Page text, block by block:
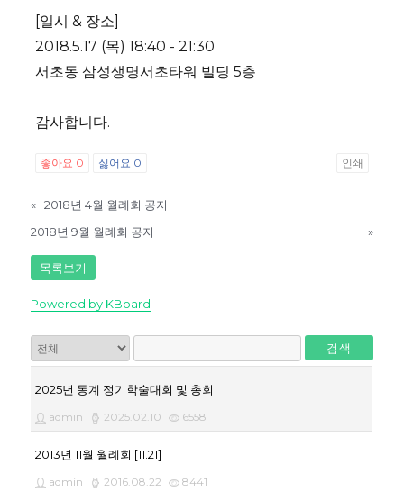
[일시 & 장소]
2018.5.17 (목) 18:40 - 21:30
서초동 삼성생명서초타워 빌딩 5층
감사합니다.
좋아요 0 싫어요 0 인쇄
« 2018년 4월 월례회 공지
2018년 9월 월례회 공지
»
목록보기
Powered by KBoard
검색
2025년 동계 정기학술대회 및 총회
admin 2025.02.10 6558
2013년 11월 월례회 [11.21]
admin 2016.08.22 8441